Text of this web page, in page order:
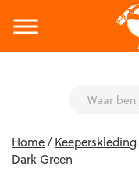
content
Home/Keeperskleding
Dark Green